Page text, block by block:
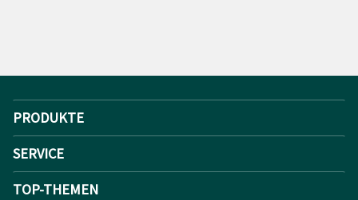
PRODUKTE
SERVICE
TOP-THEMEN